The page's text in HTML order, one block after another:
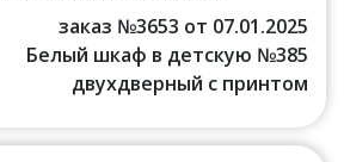
заказ №3653 от 07.01.2025
Белый шкаф в детскую №385
двухдверный с принтом